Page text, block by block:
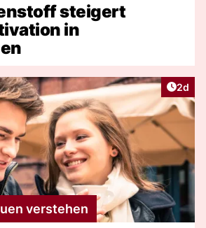
steigert
in
2d
verstehen